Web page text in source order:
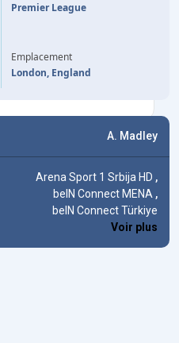
J. S. LARSEN
I. SARR 45'
Premier League
Emplacement
London, England
A. Madley
Arena Sport 1 Srbija HD ,
beIN Connect MENA ,
beIN Connect Türkiye
Voir plus